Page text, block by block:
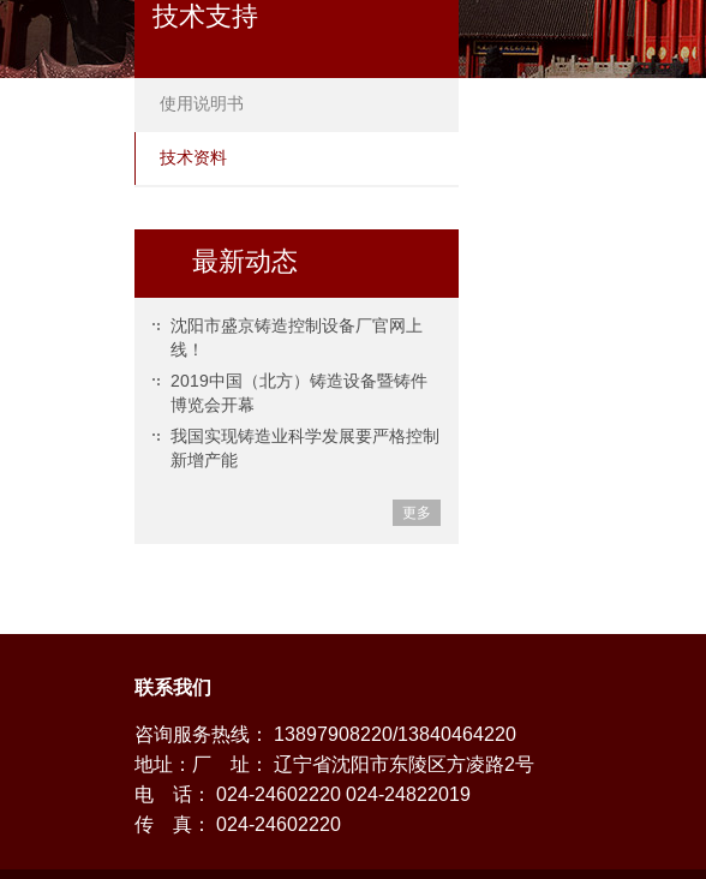
技术支持
使用说明书
技术资料
最新动态
沈阳市盛京铸造控制设备厂官网上
线！
2019中国（北方）铸造设备暨铸件
博览会开幕
我国实现铸造业科学发展要严格控制
新增产能
更多
联系我们
咨询服务热线： 13897908220/13840464220
地址：厂 址： 辽宁省沈阳市东陵区方凌路2号
电 话： 024-24602220 024-24822019
传 真： 024-24602220